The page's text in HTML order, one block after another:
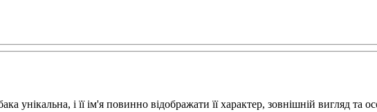
і її ім'я повинно відображати її характер, зовнішній вигляд та